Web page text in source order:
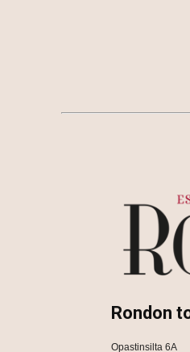
Rondon
Opastinsilta 6A